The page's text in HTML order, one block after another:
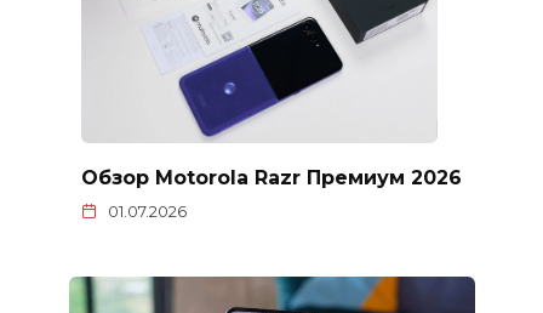
Обзор Motorola Razr Премиум 2026
01.07.2026